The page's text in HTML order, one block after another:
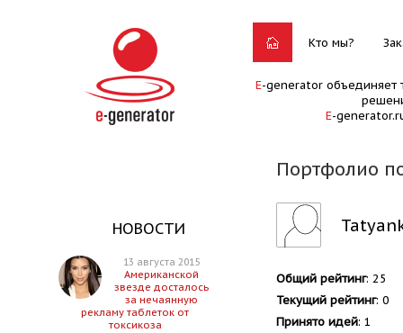
Кто мы?
E-generator объединяет
E-
Портфолио
НОВОСТИ
13 августа 2015
Американской
звезде досталось
за нечаянную
рекламу таблеток от
токсикоза
Общий рейтинг: 25
Текущий рейтинг: 0
Принято идей: 1